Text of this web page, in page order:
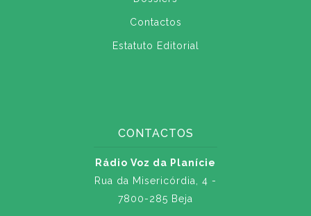
Contactos
Estatuto Editorial
CONTACTOS
Rádio Voz da Planície
Rua da Misericórdia, 4 -
7800-285 Beja